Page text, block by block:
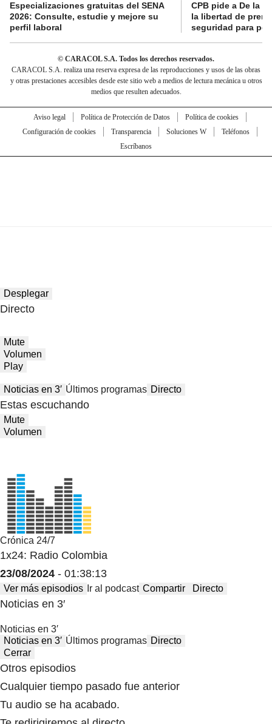
Especializaciones gratuitas del SENA
2026: Consulte, estudie y mejore su
perfil laboral
CPB pide a De la
la libertad de
seguridad para
© CARACOL S.A. Todos los derechos reservados.
CARACOL S.A. realiza una reserva expresa de las reproducciones y usos de las obras
y otras prestaciones accesibles desde este sitio web a medios de lectura mecánica u otros
medios que resulten adecuados.
Aviso legal Política de Protección de Datos
Política de cookies
Configuración de cookies
Transparencia Soluciones W
Teléfonos
Escríbanos
Desplegar
Directo
Mute
Volumen
Play
Noticias en 3′ Últimos programas Directo
Estas escuchando
Mute
Volumen
Crónica 24/7
1x24: Radio Colombia
23/08/2024 - 01:38:13
Ver más episodios Ir al podcast Compartir Directo
Noticias en 3′
Noticias en 3′
Noticias en 3′ Últimos programas Directo
Cerrar
Otros episodios
Cualquier tiempo pasado fue anterior
Tu audio se ha acabado.